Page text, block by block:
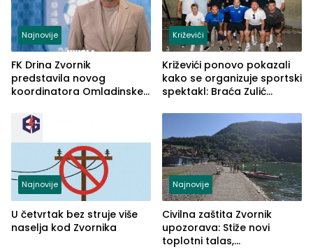
Najnovije
FK Drina Zvornik
predstavila novog
koordinatora Omladinske
Križevići
Križevići ponovo pokazali
kako se organizuje sportski
spektakl: Braća Zulić
Najnovije
U četvrtak bez struje više
naselja kod Zvornika
Najnovije
Civilna zaštita Zvornik
upozorava: Stiže novi
toplotni talas,